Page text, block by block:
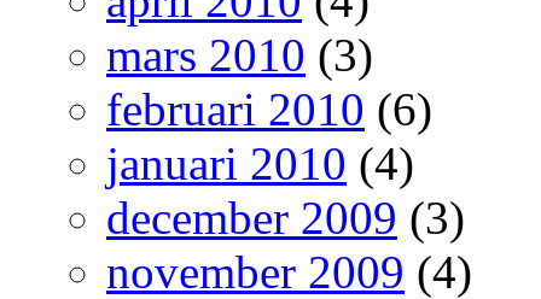
mars 2010 (3)
februari 2010 (6)
januari 2010 (4)
december 2009 (3)
november 2009 (4)